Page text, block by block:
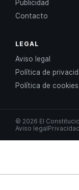
Publicidad
Contacto
LEGAL
Aviso legal
Política de
Política de cookies
© 2026 El
Aviso legalPrivacidad